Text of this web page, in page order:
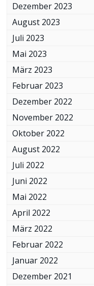
Dezember 2023
August 2023
Juli 2023
Mai 2023
März 2023
Februar 2023
Dezember 2022
November 2022
Oktober 2022
August 2022
Juli 2022
Juni 2022
Mai 2022
April 2022
März 2022
Februar 2022
Januar 2022
Dezember 2021